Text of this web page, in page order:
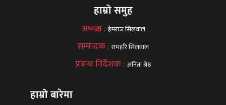
हाम्रो समुह
अध्यक्ष : हेमराज सिलवाल
सम्पादक :रामहरि सिलवाल
प्रबन्ध निर्देशक : अनिता श्रेष्ठ
हाम्रो बारेमा